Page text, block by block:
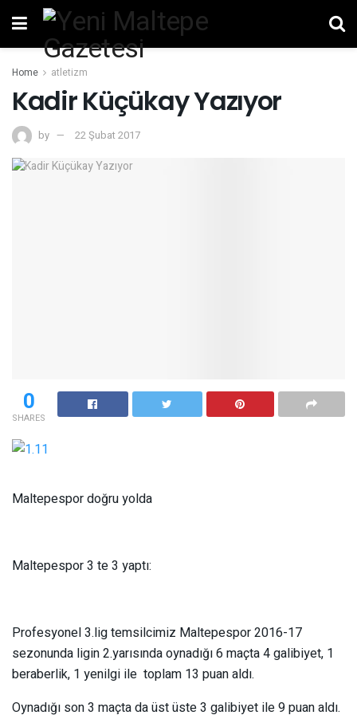
Home atletizm
Kadir Küçükay Yazıyor
by 22 Şubat 2017
0
SHARES
Maltepespor doğru yolda
Maltepespor 3 te 3 yaptı:
Profesyonel 3.lig temsilcimiz Maltepespor 2016-17
sezonunda ligin 2.yarısında oynadığı 6 maçta 4 galibiyet, 1
beraberlik, 1 yenilgi ile toplam 13 puan aldı.
Oynadığı son 3 maçta da üst üste 3 galibiyet ile 9 puan aldı.